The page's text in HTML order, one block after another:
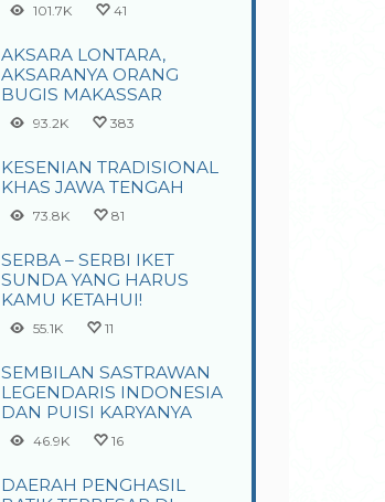
101.7K 41
AKSARA LONTARA,
AKSARANYA ORANG
BUGIS MAKASSAR
93.2K 383
KESENIAN TRADISIONAL
KHAS JAWA TENGAH
73.8K 81
SERBA – SERBI IKET
SUNDA YANG HARUS
KAMU KETAHUI!
55.1K 11
SEMBILAN SASTRAWAN
LEGENDARIS INDONESIA
DAN PUISI KARYANYA
46.9K 16
DAERAH PENGHASIL